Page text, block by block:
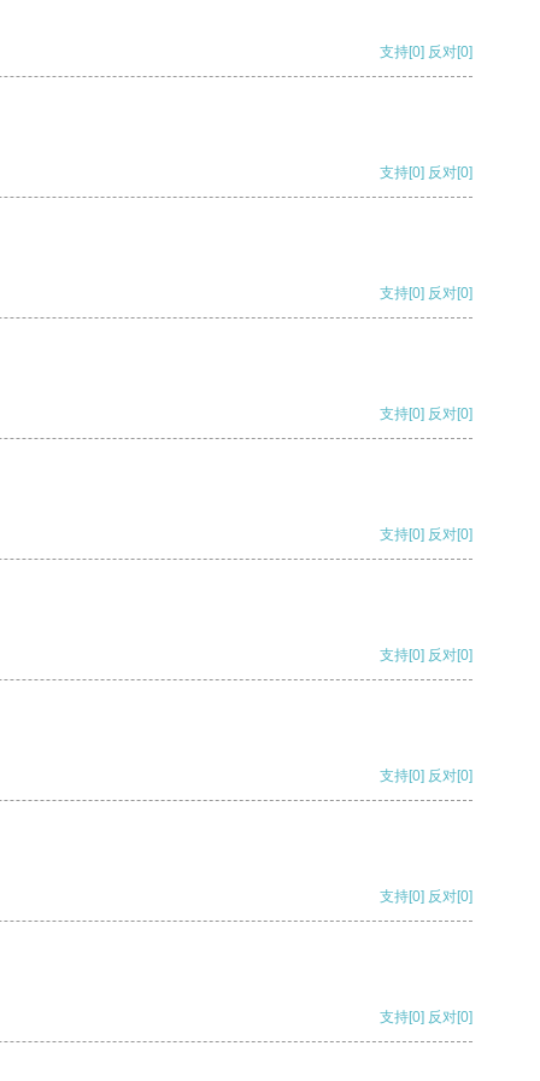
支持[0] 反对[0]
支持[0] 反对[0]
支持[0] 反对[0]
支持[0] 反对[0]
支持[0] 反对[0]
支持[0] 反对[0]
支持[0] 反对[0]
支持[0] 反对[0]
支持[0] 反对[0]